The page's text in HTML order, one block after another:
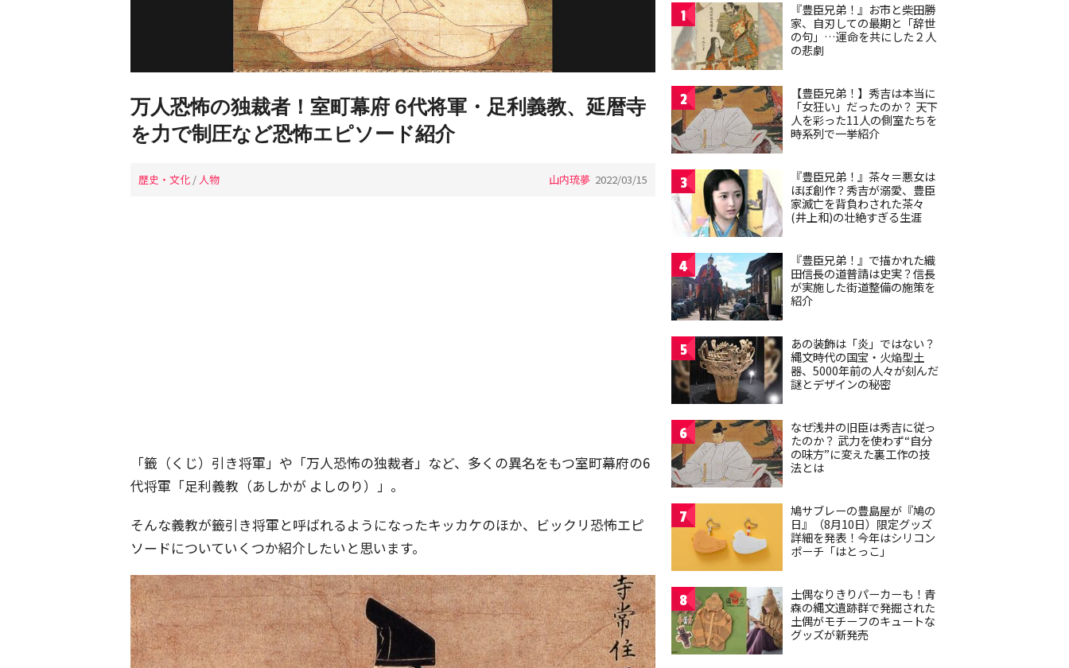
万人恐怖の独裁者！室町幕府 6代将軍・足利義教、延暦寺
を力で制圧など恐怖エピソード紹介
歴史・文化 / 人物 山内琉夢 2022/03/15
「籤（くじ）引き将軍」や「万人恐怖の独裁者」など、多くの異名をもつ室町幕府の6
代将軍「足利義教（あしかが よしのり）」。
そんな義教が籤引き将軍と呼ばれるようになったキッカケのほか、ビックリ恐怖エピ
ソードについていくつか紹介したいと思います。
1
『豊臣兄弟！』お市と柴田勝
家、自刃しての最期と「辞世
の句」…運命を共にした２人
の悲劇
2
【豊臣兄弟！】秀吉は本当に
「女狂い」だったのか？ 天下
人を彩った11人の側室たちを
時系列で一挙紹介
3
『豊臣兄弟！』茶々＝悪女は
ほぼ創作？秀吉が溺愛、豊臣
家滅亡を背負わされた茶々
(井上和)の壮絶すぎる生涯
4
『豊臣兄弟！』で描かれた織
田信長の道普請は史実？信長
が実施した街道整備の施策を
紹介
5
あの装飾は「炎」ではない？
縄文時代の国宝・火焔型土
器、5000年前の人々が刻んだ
謎とデザインの秘密
6
なぜ浅井の旧臣は秀吉に従っ
たのか？ 武力を使わず“自分
の味方”に変えた裏工作の技
法とは
7
鳩サブレーの豊島屋が『鳩の
日』（8月10日）限定グッズ
詳細を発表！今年はシリコン
ポーチ「はとっこ」
8
土偶なりきりパーカーも！青
森の縄文遺跡群で発掘された
土偶がモチーフのキュートな
グッズが新発売